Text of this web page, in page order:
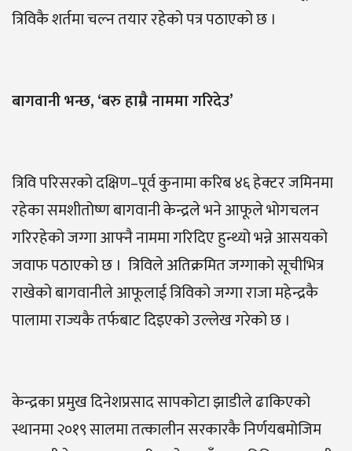
त्रिविकै शर्तमा चल्न तयार रहेको पत्र पठाएको छ ।
बागवानी भन्छ, ‘बरु हाम्रै नाममा गरिदेउ’
त्रिवि परिसरको दक्षिण–पूर्व कुनामा करिब ४६ हेक्टर जमिनमा
रहेका समशीतोष्ण बागवानी केन्द्रले भने आफूले भोगचलन
गरिरहेको जग्गा आफ्नै नाममा गरिदिए हुन्थ्यो भन्ने आसयको
जवाफ पठाएको छ । त्रिविले अतिक्रमित जग्गाको सूचीभित्र
राखेको बागवानीले आफूलाई त्रिविको जग्गा राजा महेन्द्रकै
पालामा राज्यकै तर्फबाट दिइएको उल्लेख गरेको छ ।
केन्द्रका प्रमुख दिनेशप्रसाद सापकोटा झाडीले ढाकिएको
स्थानमा २०१९ सालमा तत्कालीन सरकारकै निर्णयबमोजिम